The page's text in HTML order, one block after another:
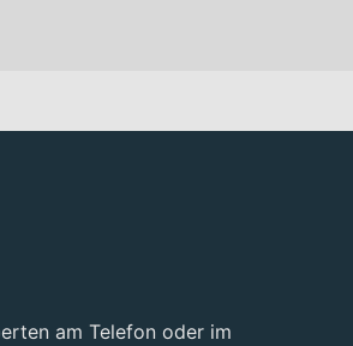
Streckenprofile – von
disc vorne und einer SHIMANO 105
am Telefon oder im